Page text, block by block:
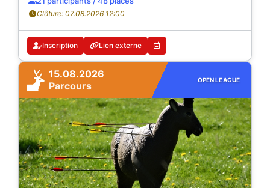
Clôture: 07.08.2026 12:00
Inscription Lien externe
15.08.2026
Parcours
OPEN LEAGUE